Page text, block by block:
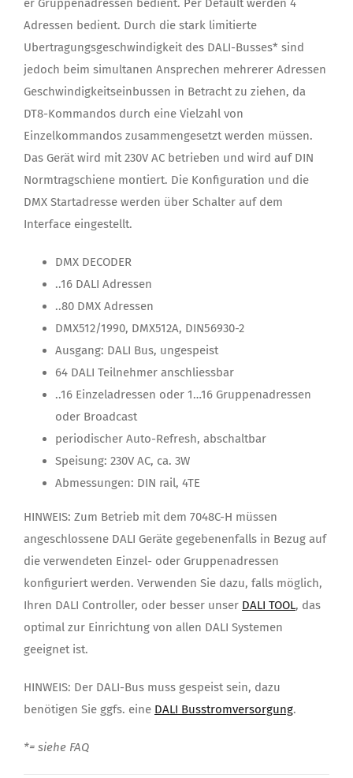
er Gruppenadressen bedient. Per Default werden 4
Adressen bedient. Durch die stark limitierte
Ubertragungsgeschwindigkeit des DALI-Busses* sind
jedoch beim simultanen Ansprechen mehrerer Adressen
Geschwindigkeitseinbussen in Betracht zu ziehen, da
DT8-Kommandos durch eine Vielzahl von
Einzelkommandos zusammengesetzt werden müssen.
Das Gerät wird mit 230V AC betrieben und wird auf DIN
Normtragschiene montiert. Die Konfiguration und die
DMX Startadresse werden über Schalter auf dem
Interface eingestellt.
DMX DECODER
..16 DALI Adressen
..80 DMX Adressen
DMX512/1990, DMX512A, DIN56930-2
Ausgang: DALI Bus, ungespeist
64 DALI Teilnehmer anschliessbar
..16 Einzeladressen oder 1…16 Gruppenadressen
oder Broadcast
periodischer Auto-Refresh, abschaltbar
Speisung: 230V AC, ca. 3W
Abmessungen: DIN rail, 4TE
HINWEIS: Zum Betrieb mit dem 7048C-H müssen
angeschlossene DALI Geräte gegebenenfalls in Bezug auf
die verwendeten Einzel- oder Gruppenadressen
konfiguriert werden. Verwenden Sie dazu, falls möglich,
Ihren DALI Controller, oder besser unser DALI TOOL, das
optimal zur Einrichtung von allen DALI Systemen
geeignet ist.
HINWEIS: Der DALI-Bus muss gespeist sein, dazu
benötigen Sie ggfs. eine DALI Busstromversorgung.
*= siehe FAQ